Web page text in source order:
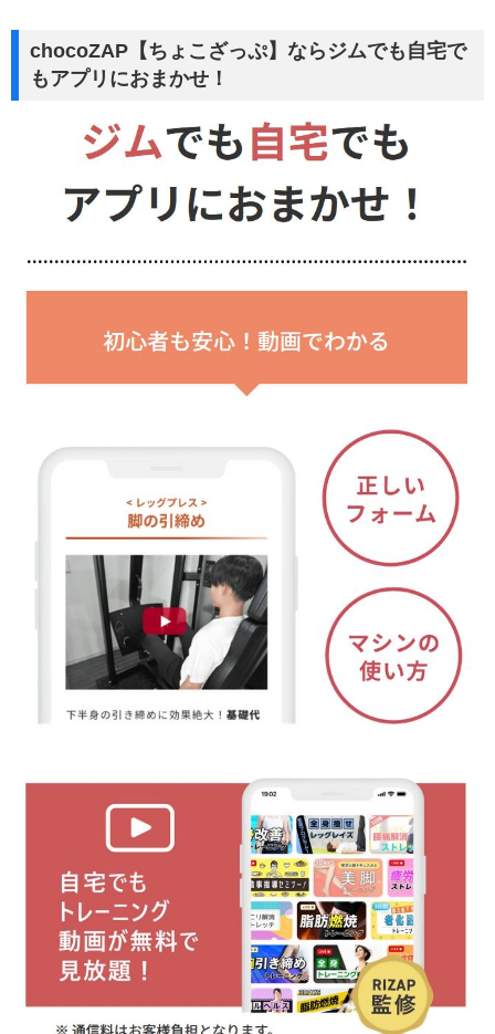
chocoZAP【ちょこざっぷ】ならジムでも自宅で
もアプリにおまかせ！